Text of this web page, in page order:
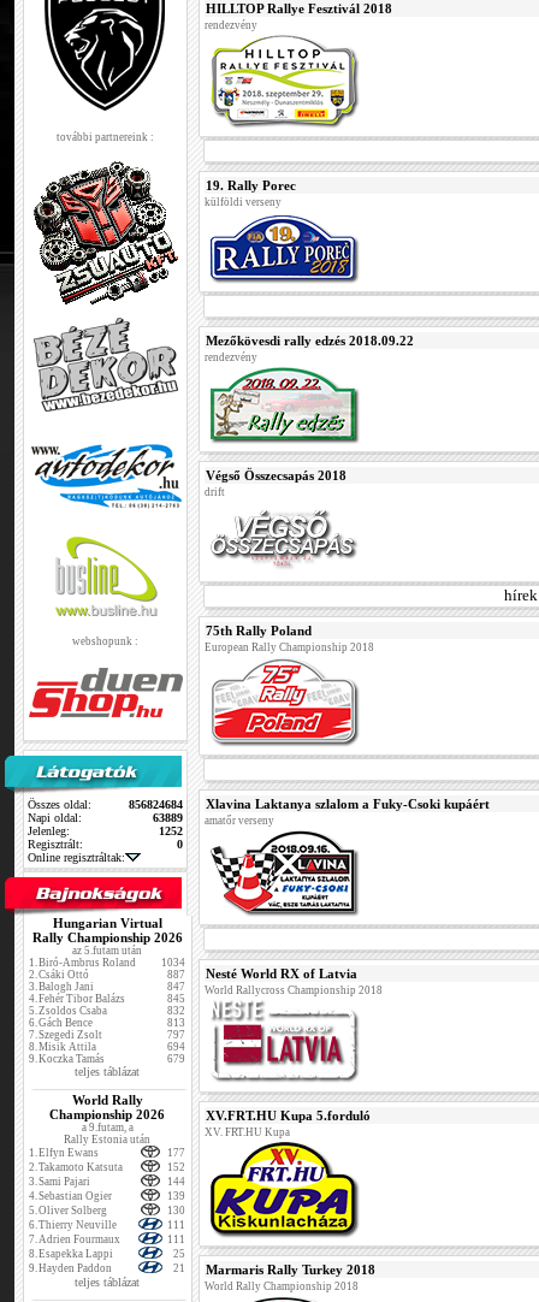
további partnereink :
webshopunk :
Összes oldal:
856824684
Napi oldal:
63889
Jelenleg:
1252
Regisztrált:
0
Online regisztráltak:
Hungarian Virtual
Rally Championship 2026
az 5.futam után
1.Biró-Ambrus Roland
1034
2.Csáki Ottó
887
3.Balogh Jani
847
4.Fehér Tibor Balázs
845
5.Zsoldos Csaba
832
6.Gách Bence
813
7.Szegedi Zsolt
797
8.Misik Attila
694
9.Koczka Tamás 679
teljes táblázat
World Rally
Championship 2026
a 9.futam, a
Rally Estonia után
1.Elfyn Ewans
177
2.Takamoto Katsuta
152
3.Sami Pajari
144
4.Sebastian Ogier
139
5.Oliver Solberg
130
6.Thierry Neuville
111
7.Adrien Fourmaux
111
8.Esapekka Lappi
25
9.Hayden Paddon 21
teljes táblázat
HILLTOP Rallye Fesztivál 2018
rendezvény
19. Rally Porec
külföldi verseny
Mezőkövesdi rally edzés 2018.09.22
rendezvény
Végső Összecsapás 2018
drift
75th Rally Poland
European Rally Championship 2018
Xlavina Laktanya szlalom a Fuky-Csoki kupáért
amatőr verseny
Nesté World RX of Latvia
World Rallycross Championship 2018
XV.FRT.HU Kupa 5.forduló
XV. FRT.HU Kupa
Marmaris Rally Turkey 2018
World Rally Championship 2018